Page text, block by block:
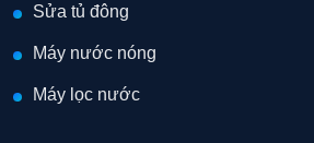
Sửa tủ đông
Máy nước nóng
Máy lọc nước